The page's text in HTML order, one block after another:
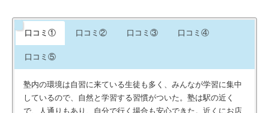
口コミ① 口コミ② 口コミ③ 口コミ④
口コミ⑤
塾内の環境は自習に来ている生徒も多く、みんなが学習に集中
しているので、自然と学習する習慣がついた。塾は駅の近く
で、人通りもあり、自分で行く場合も安心できた。近くにお店